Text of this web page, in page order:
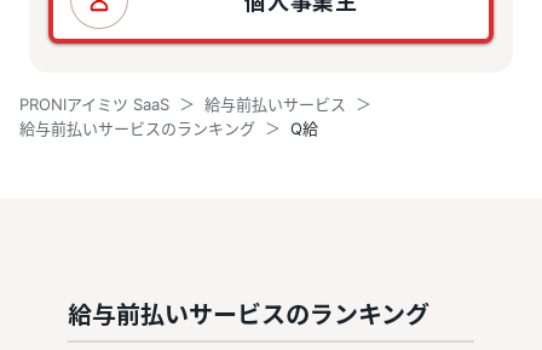
PRONIアイミツ SaaS
給与前払いサービス
給与前払いサービスのランキング
Q給
給与前払いサービスのランキング